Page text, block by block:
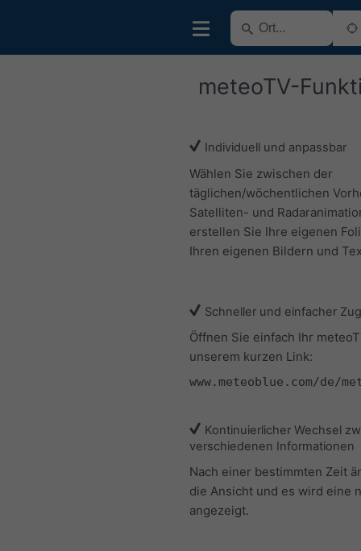
meteoTV-
Individuell und anpassbar
Wählen Sie zwischen der
täglichen/wöchentlichen
Satelliten- und
erstellen Sie Ihre eigenen
Ihren eigenen Bildern und
Schneller und einfacher
Öffnen Sie einfach Ihr
unserem kurzen Link:
www.meteoblue.com/de/
Kontinuierlicher Wechsel
verschiedenen Informationen
Nach einer bestimmten Zeit
die Ansicht und es wird eine
angezeigt.